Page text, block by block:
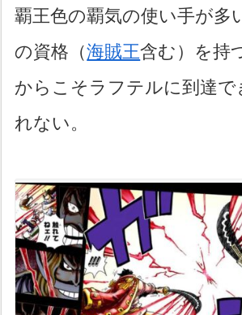
覇王色の覇気の使い手が多
の資格（海賊王含む）を持
からこそラフテルに到達で
れない。